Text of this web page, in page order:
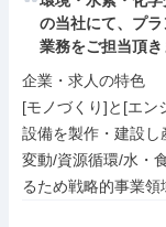
の当社にて、プ
業務をご担当頂き
企業・求人の特色
[モノづくり]と[エン
設備を製作・建設
変動/資源循環/水・
るため戦略的事業